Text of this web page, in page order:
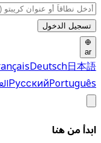
تسجيل الدخول
ar
Deutsch日本語
РусскийPortuguês
ابدأ من هنا